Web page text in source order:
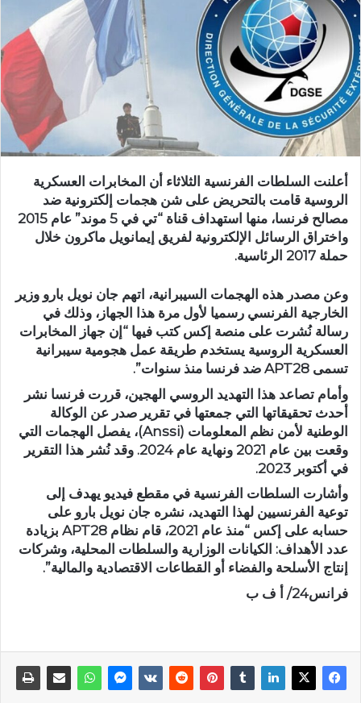
أعلنت السلطات الفرنسية الثلاثاء أن المخابرات العسكرية
الروسية قامت بالتحريض على شن هجمات إلكترونية ضد
مصالح فرنسا، منها استهداف قناة “تي في 5 موند” عام 2015
واختراق الرسائل الإلكترونية لفريق إيمانويل ماكرون خلال
حملة 2017 الرئاسية.
وعن مصدر هذه الهجمات السيبرانية، اتهم جان نويل بارو وزير
الخارجية الفرنسي رسميا لأول مرة هذا الجهاز، وذلك في
رسالة نُشرت على منصة إكس كتب فيها “إن جهاز المخابرات
العسكرية الروسية يستخدم طريقة عمل هجومية سيبرانية
تسمى APT28 ضد فرنسا منذ سنوات”.
وأمام تصاعد هذا التهديد الروسي الهجين، قررت فرنسا نشر
أحدث تحقيقاتها التي جمعتها في تقرير صدر عن الوكالة
الوطنية لأمن نظم المعلومات (Anssi)، يفصل الهجمات التي
وقعت بين عام 2021 ونهاية عام 2024. وقد نُشر هذا التقرير
في أكتوبر 2023.
وأشارت السلطات الفرنسية في مقطع فيديو يهدف إلى
توعية الفرنسيين لهذا التهديد، نشره جان نويل بارو على
حسابه على إكس “منذ عام 2021، قام نظام APT28 بزيادة
عدد الأهداف: الكيانات الوزارية والسلطات المحلية، وشركات
إنتاج الأسلحة والفضاء أو القطاعات الاقتصادية والمالية”.
فرانس24/ أ ف ب